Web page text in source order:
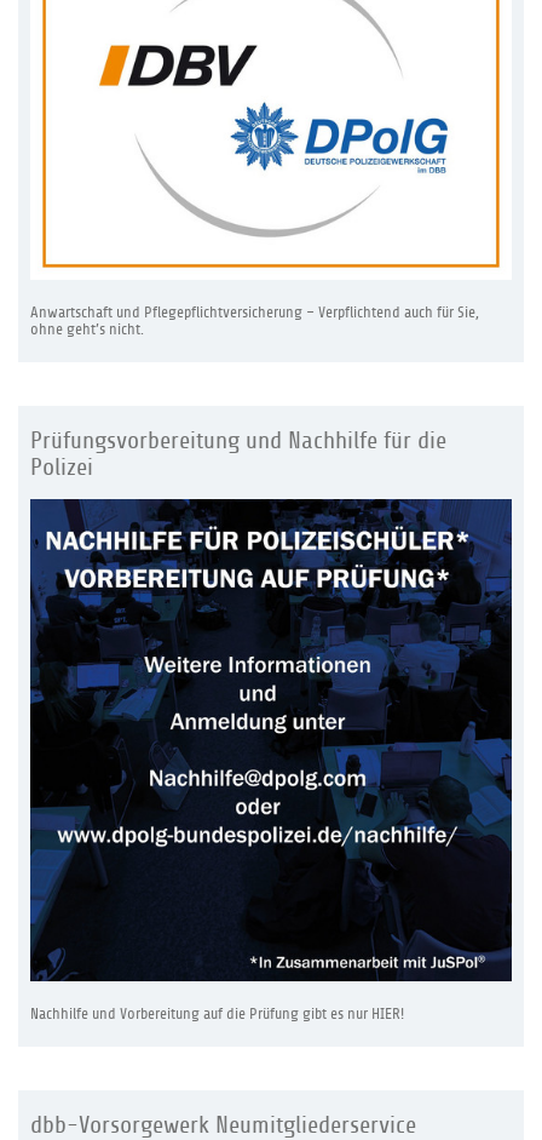
Anwartschaft und Pflegepflichtversicherung – Verpflichtend auch für Sie,
ohne geht’s nicht.
Prüfungsvorbereitung und Nachhilfe für die
Polizei
Nachhilfe und Vorbereitung auf die Prüfung gibt es nur HIER!
dbb-Vorsorgewerk Neumitgliederservice